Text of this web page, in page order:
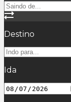
Destino
Ida